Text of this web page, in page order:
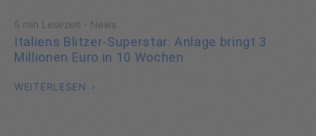
5 min Lesezeit · News
Italiens Blitzer-Superstar: Anlage bringt 3
Millionen Euro in 10 Wochen
WEITERLESEN